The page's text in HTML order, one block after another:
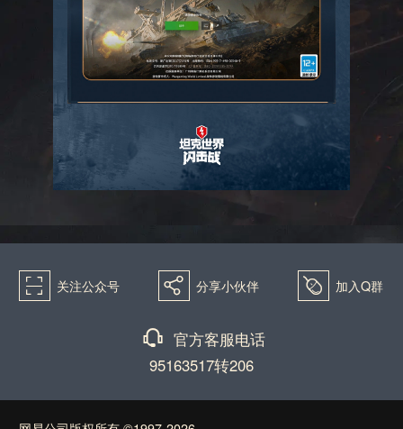
򰀁 关注公众号 򰀂 分享小伙伴 򰀄 加入Q群
򰀃 官方客服电话
95163517转206